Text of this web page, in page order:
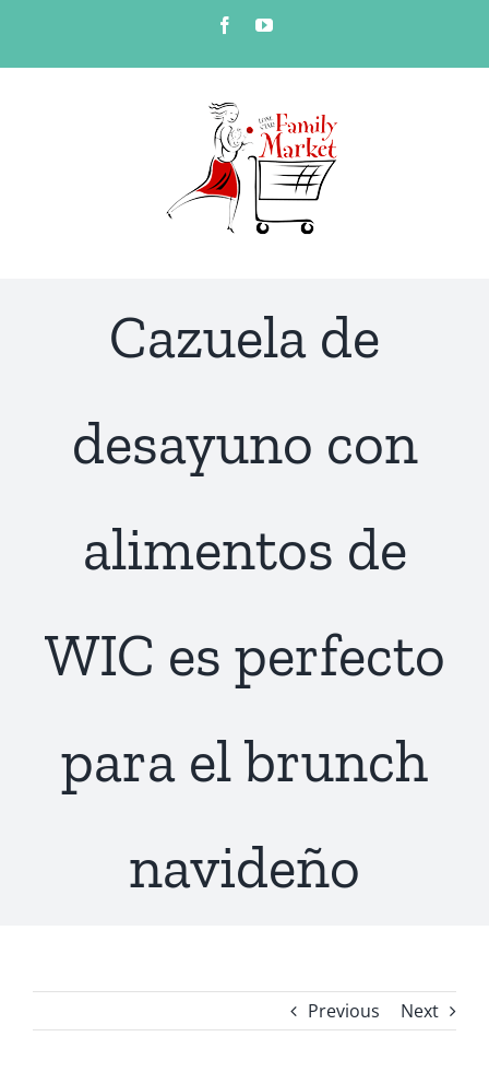
content
FacebookYouTube
Cazuela de
desayuno con
alimentos de
WIC es perfecto
para el brunch
navideño
Previous Next